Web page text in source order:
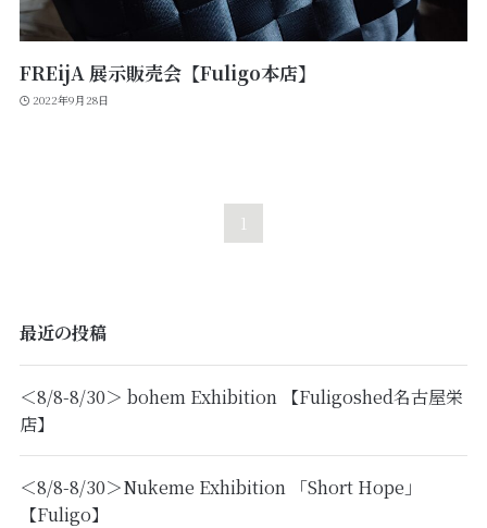
FREijA 展示販売会【Fuligo本店】
2022年9月28日
1
最近の投稿
＜8/8-8/30＞ bohem Exhibition 【Fuligoshed名古屋栄
店】
＜8/8-8/30＞Nukeme Exhibition 「Short Hope」
【Fuligo】